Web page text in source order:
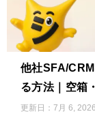
他社SFA/
る方法｜空箱
更新日： 7月 6, 2026